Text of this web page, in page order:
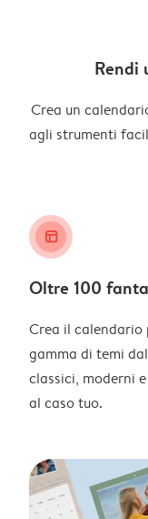
Rendi
Crea un
agli strumenti
layout_alt
Oltre 100
Crea il
gamma di temi
classici, moderni
al caso tuo.